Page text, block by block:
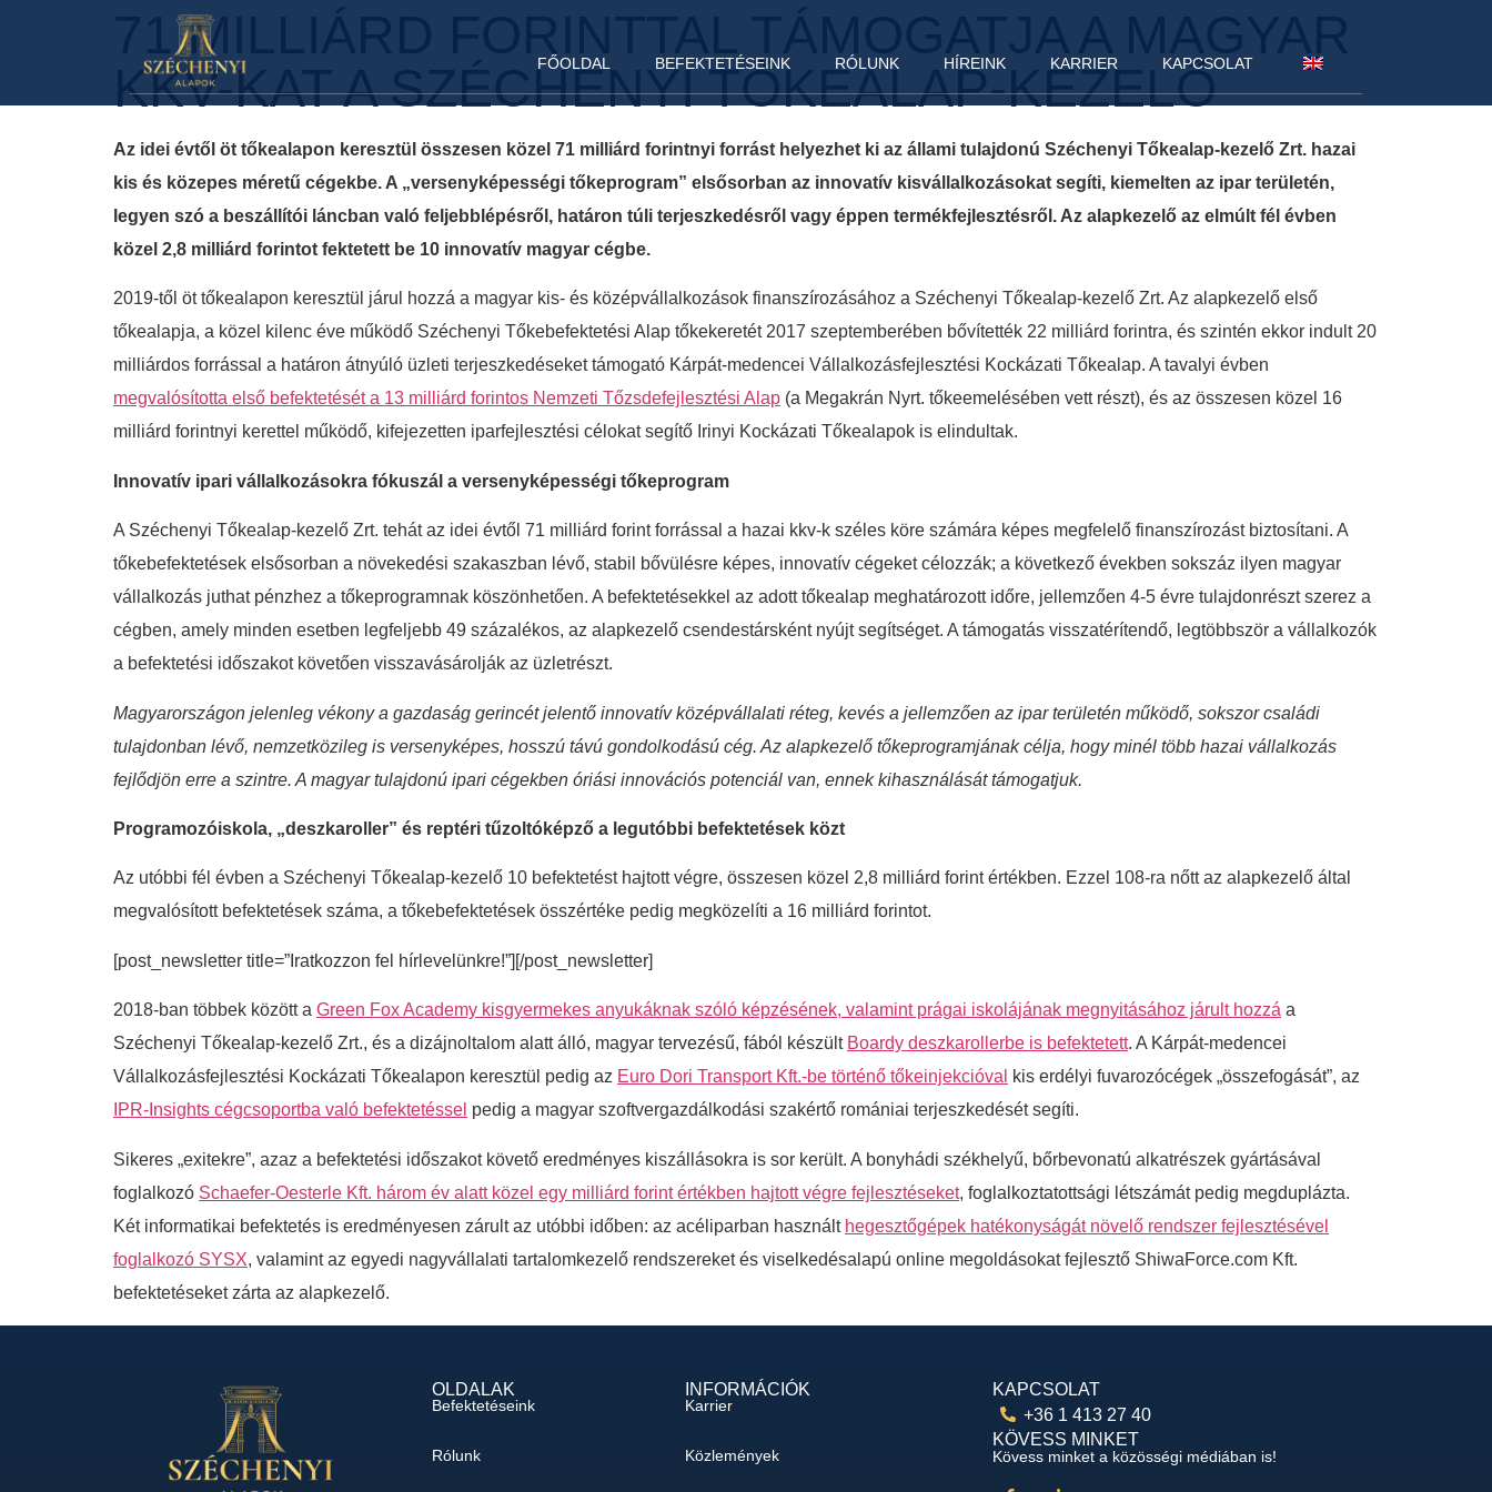
FŐOLDAL BEFEKTETÉSEINK RÓLUNK HÍREINK KARRIER KAPCSOLAT
71 MILLIÁRD FORINTTAL TÁMOGATJA A MAGYAR
KKV-KAT A SZÉCHENYI TŐKEALAP-KEZELŐ
Az idei évtől öt tőkealapon keresztül összesen közel 71 milliárd forintnyi forrást helyezhet ki az állami tulajdonú Széchenyi Tőkealap-kezelő Zrt. hazai
kis és közepes méretű cégekbe. A „versenyképességi tőkeprogram” elsősorban az innovatív kisvállalkozásokat segíti, kiemelten az ipar területén,
legyen szó a beszállítói láncban való feljebblépésről, határon túli terjeszkedésről vagy éppen termékfejlesztésről. Az alapkezelő az elmúlt fél évben
közel 2,8 milliárd forintot fektetett be 10 innovatív magyar cégbe.
2019-től öt tőkealapon keresztül járul hozzá a magyar kis- és középvállalkozások finanszírozásához a Széchenyi Tőkealap-kezelő Zrt. Az alapkezelő első
tőkealapja, a közel kilenc éve működő Széchenyi Tőkebefektetési Alap tőkekeretét 2017 szeptemberében bővítették 22 milliárd forintra, és szintén ekkor indult 20
milliárdos forrással a határon átnyúló üzleti terjeszkedéseket támogató Kárpát-medencei Vállalkozásfejlesztési Kockázati Tőkealap. A tavalyi évben
megvalósította első befektetését a 13 milliárd forintos Nemzeti Tőzsdefejlesztési Alap (a Megakrán Nyrt. tőkeemelésében vett részt), és az összesen közel 16
milliárd forintnyi kerettel működő, kifejezetten iparfejlesztési célokat segítő Irinyi Kockázati Tőkealapok is elindultak.
Innovatív ipari vállalkozásokra fókuszál a versenyképességi tőkeprogram
A Széchenyi Tőkealap-kezelő Zrt. tehát az idei évtől 71 milliárd forint forrással a hazai kkv-k széles köre számára képes megfelelő finanszírozást biztosítani. A
tőkebefektetések elsősorban a növekedési szakaszban lévő, stabil bővülésre képes, innovatív cégeket célozzák; a következő években sokszáz ilyen magyar
vállalkozás juthat pénzhez a tőkeprogramnak köszönhetően. A befektetésekkel az adott tőkealap meghatározott időre, jellemzően 4-5 évre tulajdonrészt szerez a
cégben, amely minden esetben legfeljebb 49 százalékos, az alapkezelő csendestársként nyújt segítséget. A támogatás visszatérítendő, legtöbbször a vállalkozók
a befektetési időszakot követően visszavásárolják az üzletrészt.
Magyarországon jelenleg vékony a gazdaság gerincét jelentő innovatív középvállalati réteg, kevés a jellemzően az ipar területén működő, sokszor családi
tulajdonban lévő, nemzetközileg is versenyképes, hosszú távú gondolkodású cég. Az alapkezelő tőkeprogramjának célja, hogy minél több hazai vállalkozás
fejlődjön erre a szintre. A magyar tulajdonú ipari cégekben óriási innovációs potenciál van, ennek kihasználását támogatjuk.
Programozóiskola, „deszkaroller” és reptéri tűzoltóképző a legutóbbi befektetések közt
Az utóbbi fél évben a Széchenyi Tőkealap-kezelő 10 befektetést hajtott végre, összesen közel 2,8 milliárd forint értékben. Ezzel 108-ra nőtt az alapkezelő által
megvalósított befektetések száma, a tőkebefektetések összértéke pedig megközelíti a 16 milliárd forintot.
[post_newsletter title=”Iratkozzon fel hírlevelünkre!”][/post_newsletter]
2018-ban többek között a Green Fox Academy kisgyermekes anyukáknak szóló képzésének, valamint prágai iskolájának megnyitásához járult hozzá a
Széchenyi Tőkealap-kezelő Zrt., és a dizájnoltalom alatt álló, magyar tervezésű, fából készült Boardy deszkarollerbe is befektetett. A Kárpát-medencei
Vállalkozásfejlesztési Kockázati Tőkealapon keresztül pedig az Euro Dori Transport Kft.-be történő tőkeinjekcióval
kis erdélyi fuvarozócégek „összefogását”, az
IPR-Insights cégcsoportba való befektetéssel pedig a magyar szoftvergazdálkodási szakértő romániai terjeszkedését segíti.
Sikeres „exitekre”, azaz a befektetési időszakot követő eredményes kiszállásokra is sor került. A bonyhádi székhelyű, bőrbevonatú alkatrészek gyártásával
foglalkozó Schaefer-Oesterle Kft. három év alatt közel egy milliárd forint értékben hajtott végre fejlesztéseket, foglalkoztatottsági létszámát pedig megduplázta.
Két informatikai befektetés is eredményesen zárult az utóbbi időben: az acéliparban használt hegesztőgépek hatékonyságát növelő rendszer fejlesztésével
foglalkozó SYSX, valamint az egyedi nagyvállalati tartalomkezelő rendszereket és viselkedésalapú online megoldásokat fejlesztő ShiwaForce.com Kft.
befektetéseket zárta az alapkezelő.
OLDALAK
Befektetéseink
Rólunk
INFORMÁCIÓK
Karrier
Közlemények
KAPCSOLAT
+36 1 413 27 40
KÖVESS MINKET
Kövess minket a közösségi médiában is!